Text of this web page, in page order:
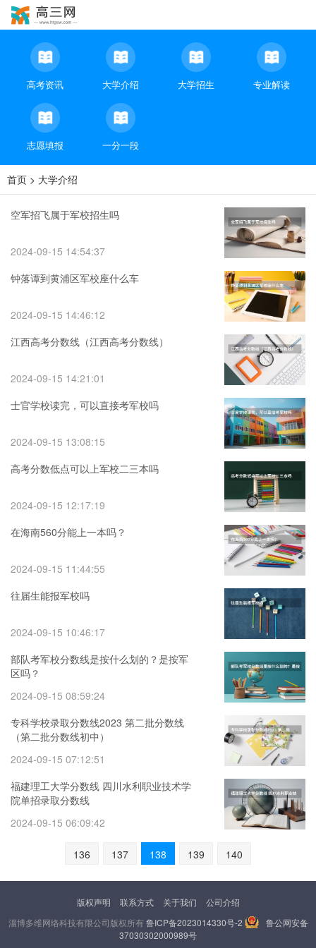
高考资讯 大学介绍 大学招生 专业解读
志愿填报 一分一段
首页 > 大学介绍
空军招飞属于军校招生吗
2024-09-15 14:54:37
钟落谭到黄浦区军校座什么车
2024-09-15 14:46:12
江西高考分数线（江西高考分数线）
2024-09-15 14:21:01
士官学校读完，可以直接考军校吗
2024-09-15 13:08:15
高考分数低点可以上军校二三本吗
2024-09-15 12:17:19
在海南560分能上一本吗？
2024-09-15 11:44:55
往届生能报军校吗
2024-09-15 10:46:17
部队考军校分数线是按什么划的？是按军
区吗？
2024-09-15 08:59:24
专科学校录取分数线2023 第二批分数线
（第二批分数线初中）
2024-09-15 07:12:51
福建理工大学分数线 四川水利职业技术学
院单招录取分数线
2024-09-15 06:09:42
136 137 138 139 140
版权声明 联系方式 关于我们
公司介绍
淄博多维网络科技有限公司版权所有鲁ICP备2023014330号-2
鲁公网安备
37030302000989号